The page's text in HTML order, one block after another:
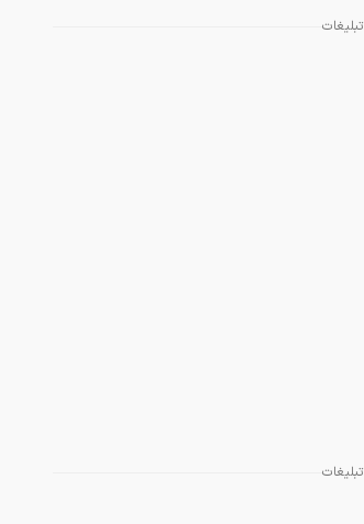
تبلیغات
تبلیغات